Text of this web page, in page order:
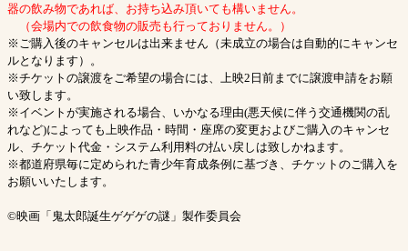
器の飲み物であれば、お持ち込み頂いても構いません。
（会場内での飲食物の販売も行っておりません。）
※ご購入後のキャンセルは出来ません（未成立の場合は自動的にキャンセ
ルとなります）。
※チケットの譲渡をご希望の場合には、上映2日前までに譲渡申請をお願
い致します。
※イベントが実施される場合、いかなる理由(悪天候に伴う交通機関の乱
れなど)によっても上映作品・時間・座席の変更およびご購入のキャンセ
ル、チケット代金・システム利用料の払い戻しは致しかねます。
※都道府県毎に定められた青少年育成条例に基づき、チケットのご購入を
お願いいたします。
©︎映画「鬼太郎誕生ゲゲゲの謎」製作委員会